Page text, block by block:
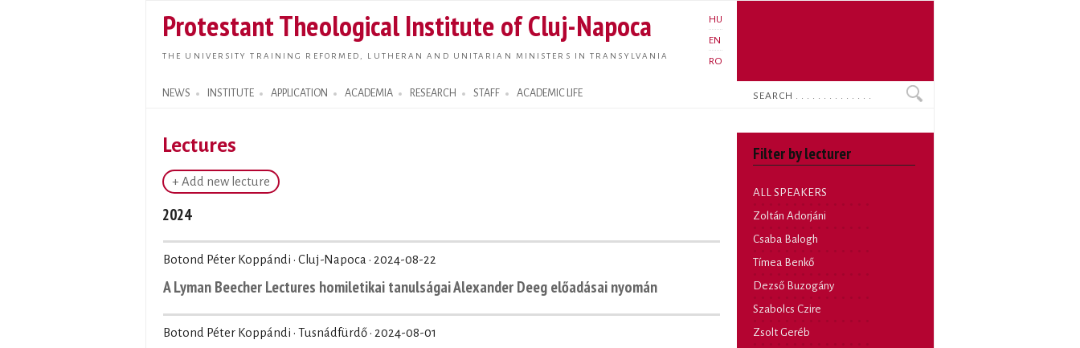
main
content
Protestant Theological Institute of Cluj-Napoca
THE UNIVERSITY TRAINING REFORMED, LUTHERAN AND UNITARIAN MINISTERS IN TRANSYLVANIA
HU
EN
RO
NEWS INSTITUTE APPLICATION ACADEMIA RESEARCH STAFF ACADEMIC LIFE
Search form
Search
Lectures
+ Add new lecture
2024
Botond Péter Koppándi · Cluj-Napoca · 2024-08-22
A Lyman Beecher Lectures homiletikai tanulságai Alexander Deeg előadásai nyomán
Botond Péter Koppándi · Tusnádfürdő · 2024-08-01
Filter by lecturer
ALL SPEAKERS
Zoltán Adorjáni
Csaba Balogh
Tímea Benkő
Dezső Buzogány
Szabolcs Czire
Zsolt Geréb